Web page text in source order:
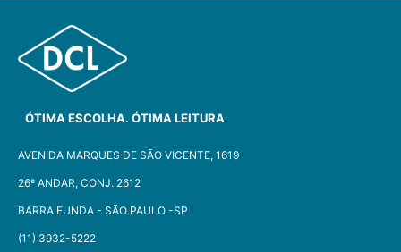
ÓTIMA ESCOLHA. ÓTIMA LEITURA
AVENIDA MARQUES DE SÃO VICENTE, 1619
26º ANDAR, CONJ. 2612
BARRA FUNDA - SÃO PAULO -SP​
(11) 3932-5222